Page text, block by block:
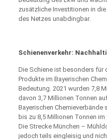
zusätzliche Investitionen in
des Netzes unabdingbar.
Schienenverkehr:
Die Schiene ist besonders für
Produkte im Bayerischen
Bedeutung. 2021 wurden 7,8
davon 3,7 Millionen Tonnen
Bayerischen Chemieverbände
bis zu 8,5 Millionen Tonnen im
Die Strecke München –
jedoch teils eingleisig und